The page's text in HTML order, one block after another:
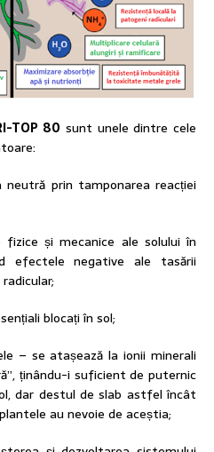
TOP 80 sunt unele dintre cele
prin tamponarea reacției
fizice și mecanice ale solului în
efectele negative ale tasării
blocați în sol;
– se atașează la ionii minerali
ținându-i suficient de puternic
dar destul de slab astfel încât
au nevoie de aceștia;